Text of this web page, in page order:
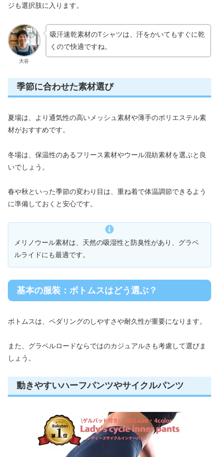
ジも選択肢に入ります。
大谷
吸汗速乾素材のTシャツは、汗をかいてもすぐに乾
くので快適ですね。
季節に合わせた素材選び
夏場は、より通気性の高いメッシュ素材や薄手のポリエステル素
材がおすすめです。
冬場は、保温性のあるフリース素材やウール混紡素材を選ぶと良
いでしょう。
春や秋といった季節の変わり目は、重ね着で体温調節できるよう
に準備しておくと安心です。
メリノウール素材は、天然の吸湿性と防臭性があり、グラベ
ルライドにも最適です。
基本の服装：ボトムスはどう選ぶ？
ボトムスは、ペダリングのしやすさや耐久性が重要になります。
また、グラベルロードならではのカジュアルさも考慮して選びま
しょう。
動きやすいハーフパンツやサイクルパンツ